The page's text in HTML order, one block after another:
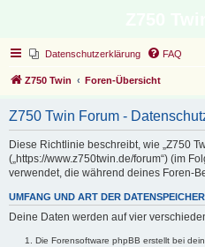
Datenschutzerklärung FAQ
Z750 Twin Foren-Übersicht
Z750 Twin Forum -
Diese Richtlinie beschreibt, wie „Z750
(„https://www.z750twin.de/forum“) (im
verwendet, die während deines Foren-
UMFANG UND ART DER
Deine Daten werden auf vier
Die Forensoftware phpBB erstellt bei